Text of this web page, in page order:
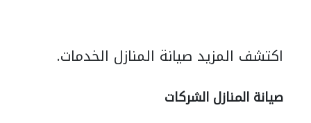
اكتشف المزيد صيانة المنازل الخدمات.
صيانة المنازل الشركات